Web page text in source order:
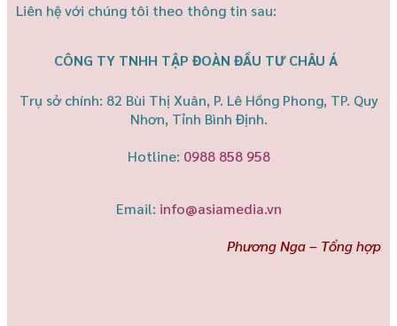
Liên hệ với chúng tôi theo thông tin sau:
CÔNG TY TNHH TẬP ĐOÀN ĐẦU TƯ CHÂU Á
Trụ sở chính: 82 Bùi Thị Xuân, P. Lê Hồng Phong, TP. Quy
Nhơn, Tỉnh Bình Định.
Hotline: 0988 858 958
Email: info@asiamedia.vn
Phương Nga – Tổng hợp